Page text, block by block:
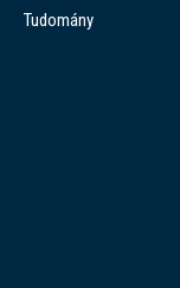
Tudomány